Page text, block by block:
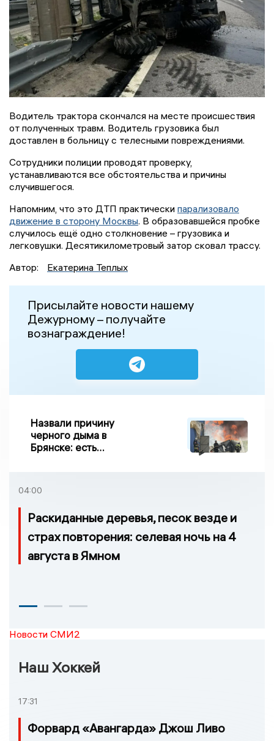
Водитель трактора скончался на месте происшествия
от полученных травм. Водитель грузовика был
доставлен в больницу с телесными повреждениями.
Сотрудники полиции проводят проверку,
устанавливаются все обстоятельства и причины
случившегося.
Напомним, что это ДТП практически парализовало
движение в сторону Москвы. В образовавшейся пробке
случилось ещё одно столкновение – грузовика и
легковушки. Десятикилометровый затор сковал трассу.
Автор:
Екатерина Теплых
Присылайте новости нашему
Дежурному – получайте
вознаграждение!
Назвали причину
черного дыма в
Брянске: есть
04:00
Раскиданные деревья, песок везде и
страх повторения: селевая ночь на 4
августа в Ямном
Новости СМИ2
Наш Хоккей
17:31
Форвард «Авангарда» Джош Ливо